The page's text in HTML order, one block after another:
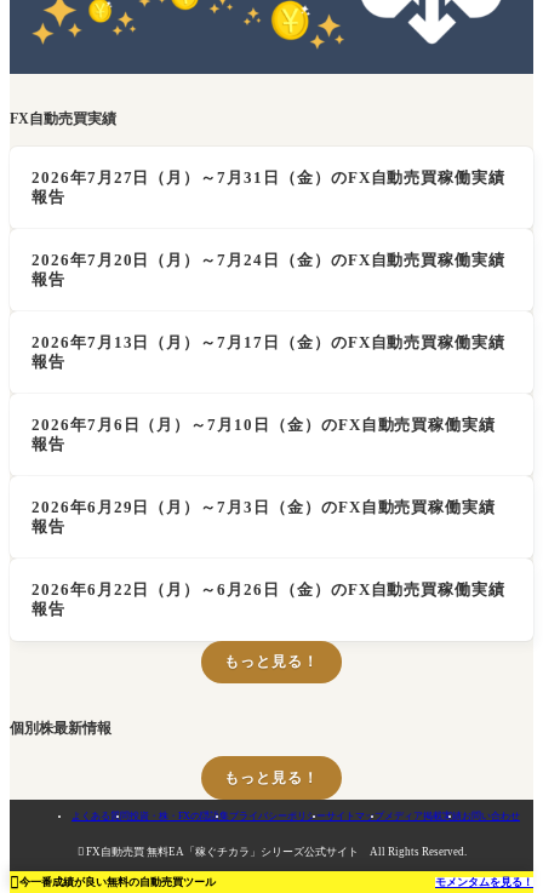
FX自動売買実績
2026年7月27日（月）～7月31日（金）のFX自動売買稼働実績
報告
2026年7月20日（月）～7月24日（金）のFX自動売買稼働実績
報告
2026年7月13日（月）～7月17日（金）のFX自動売買稼働実績
報告
2026年7月6日（月）～7月10日（金）のFX自動売買稼働実績
報告
2026年6月29日（月）～7月3日（金）のFX自動売買稼働実績
報告
2026年6月22日（月）～6月26日（金）のFX自動売買稼働実績
報告
もっと見る！
個別株最新情報
もっと見る！
よくある質問投資・株・FXの隠語集プライバシーポリシーサイトマップメディア掲載実績お問い合わせ
 FX自動売買 無料EA「稼ぐチカラ」シリーズ公式サイト All Rights Reserved.
 今一番成績が良い無料の自動売買ツール モメンタムを見る！